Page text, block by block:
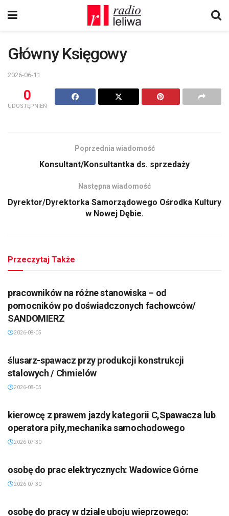
Główny Księgowy
2026-06-11
0
UDOSTĘPNIEŃ
Poprzednia wiadomość
Konsultant/Konsultantka ds. sprzedaży
Następna wiadomość
Dyrektor/Dyrektorka Samorządowego Ośrodka Kultury
w Nowej Dębie.
Przeczytaj Także
pracowników na różne stanowiska – od
pomocników po doświadczonych fachowców/
SANDOMIERZ
2026-08-05
ślusarz-spawacz przy produkcji konstrukcji
stalowych / Chmielów
2026-08-05
kierowcę z prawem jazdy kategorii C,Spawacza lub
operatora piły,mechanika samochodowego
2026-07-30
osobę do prac elektrycznych: Wadowice Górne
2026-07-30
osobę do pracy w dziale uboju wieprzowego: